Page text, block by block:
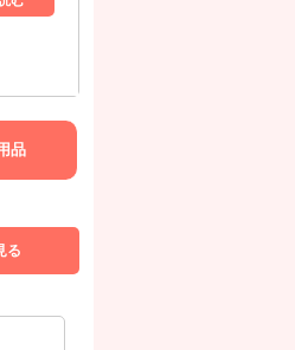
品
る